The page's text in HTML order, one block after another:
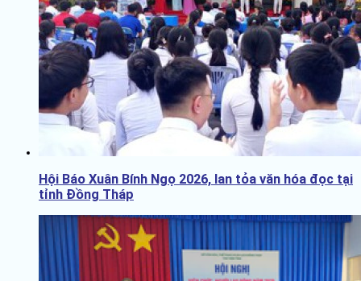
Hội Báo Xuân Bính Ngọ 2026, lan tỏa văn hóa đọc tại
tỉnh Đồng Tháp